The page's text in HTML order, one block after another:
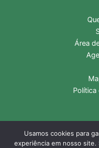
Área
Política
Copyright © 2026
Usamos cookies para
experiência em nosso